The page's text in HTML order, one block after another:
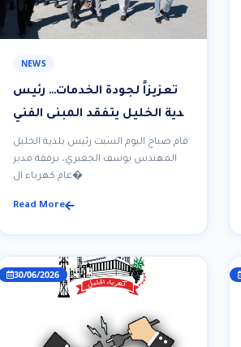
NEWS
تعزيزاً لجودة الخدمات… رئيس
بلدية الخليل يتفقد المبنى الفني
لكهرباء الخليل ويؤكد أهمية
تطوير الخدمات الكهربائية
قام صباح اليوم السبت رئيس بلدية الخليل
المهندس يوسف الجعبري، برفقة مدير
عام كهرباء ال�
Read More
30/06/2026